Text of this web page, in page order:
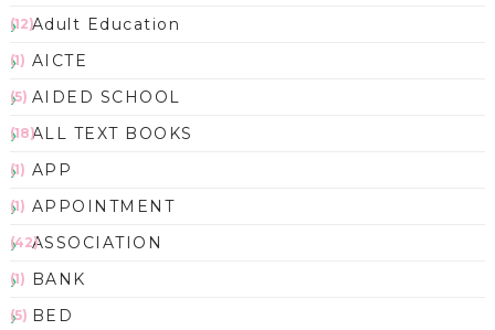
Adult Education
(12)
AICTE
(1)
AIDED SCHOOL
(5)
ALL TEXT BOOKS
(18)
APP
(1)
APPOINTMENT
(1)
ASSOCIATION
(42)
BANK
(1)
BED
(5)